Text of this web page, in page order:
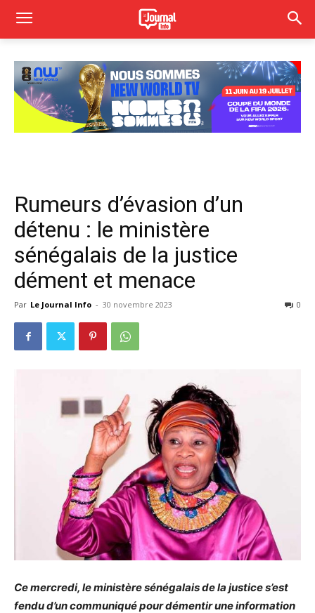
Rumeurs d’évasion d’un
détenu : le ministère
sénégalais de la justice
dément et menace
Par Le Journal Info - 30 novembre 2023 0
Ce mercredi, le ministère sénégalais de la justice s’est
fendu d’un communiqué pour démentir une information